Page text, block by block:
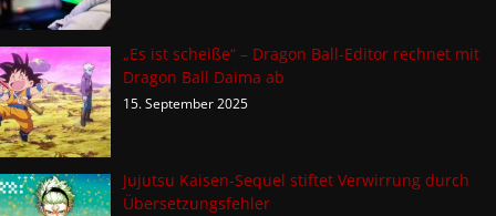
„Es ist scheiße“ – Dragon Ball-Editor rechnet mit
Dragon Ball Daima ab
15. September 2025
Jujutsu Kaisen-Sequel stiftet Verwirrung durch
Übersetzungsfehler